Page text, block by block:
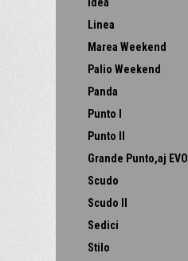
Linea
Marea Weekend
Palio Weekend
Panda
Punto I
Punto II
Grande Punto,aj EVO
Scudo
Scudo II
Sedici
Stilo